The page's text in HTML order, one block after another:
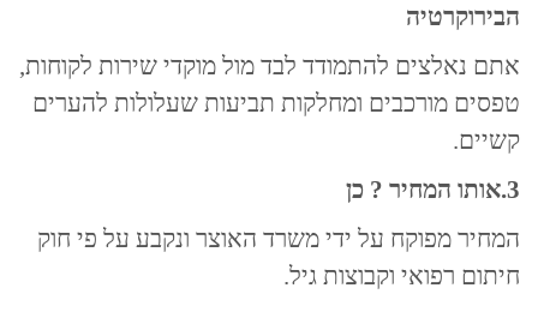
הבירוקרטיה
אתם נאלצים להתמודד לבד מול מוקדי שירות לקוחות,
טפסים מורכבים ומחלקות תביעות שעלולות להערים
קשיים.
3.אותו המחיר ? כן
המחיר מפוקח על ידי משרד האוצר ונקבע על פי חוק
חיתום רפואי וקבוצות גיל.